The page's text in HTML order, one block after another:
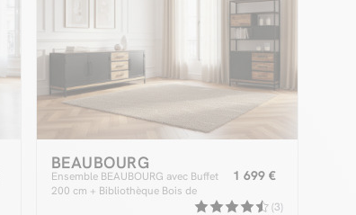
BEAUBOURG
Ensemble BEAUBOURG avec Buffet
200 cm + Bibliothèque Bois de
1 699 €
(3)